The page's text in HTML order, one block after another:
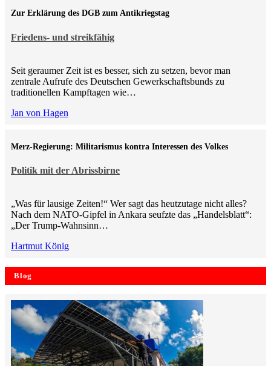
Friedens- und streikfähig
Zur Erklärung des DGB zum Antikriegstag
Seit geraumer Zeit ist es besser, sich zu setzen, bevor man
zentrale Aufrufe des Deutschen Gewerkschaftsbunds zu
traditionellen Kampftagen wie…
Jan von Hagen
Politik mit der Abrissbirne
Merz-Regierung: Militarismus kontra Inte­ressen des Volkes
„Was für lausige Zeiten!“ Wer sagt das heutzutage nicht alles?
Nach dem NATO-Gipfel in Ankara seufzte das „Handelsblatt“:
„Der Trump-Wahnsinn…
Hartmut König
Blog